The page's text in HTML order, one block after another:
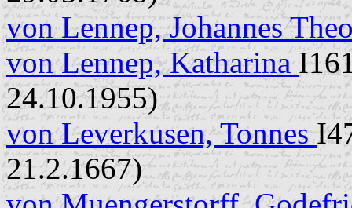
von Lennep, Johannes
von Lennep, Katharina
24.10.1955)
von Leverkusen, Tonnes
21.2.1667)